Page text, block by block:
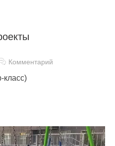
Комментарий
класс)